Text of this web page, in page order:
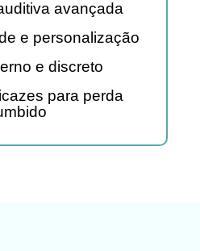
avançada​
e personalização​
e discreto
para perda